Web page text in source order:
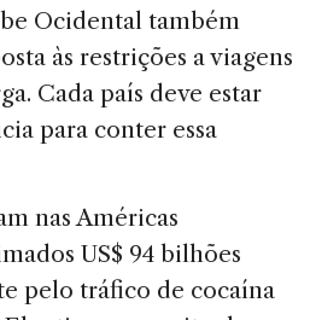
Ocidental também
às restrições a viagens
Cada país deve estar
para conter essa
nas Américas
US$ 94 bilhões
pelo tráfico de cocaína